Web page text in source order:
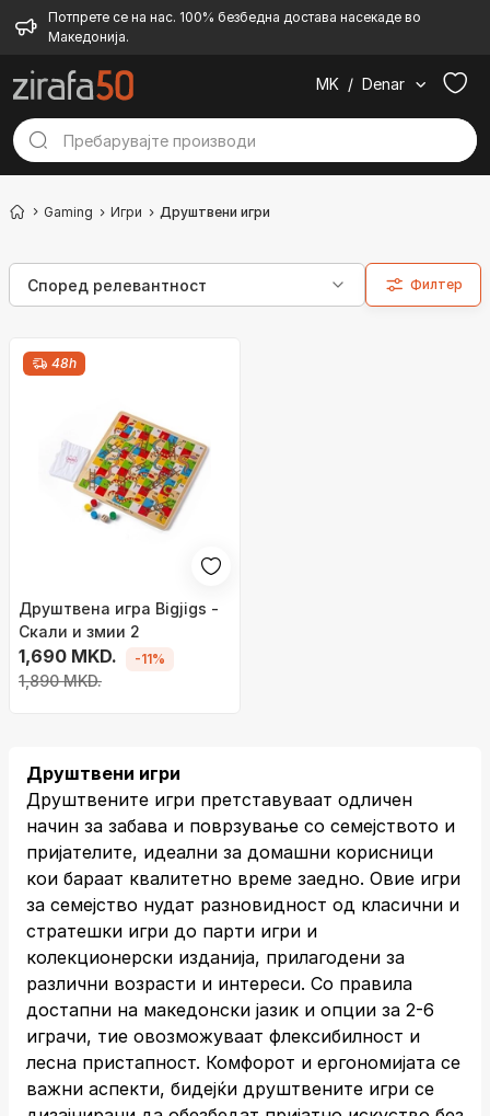
Потпрете се на нас. 100% безбедна достава насекаде во
Македонија.
MK / Denar
Gaming Игри Друштвени игри
Филтер
48h
Друштвена игра Bigjigs -
Скали и змии 2
1,690 MKD.
1,890 MKD.
-11%
Друштвени игри
Друштвените игри претставуваат одличен
начин за забава и поврзување со семејството и
пријателите, идеални за домашни корисници
кои бараат квалитетно време заедно. Овие игри
за семејство нудат разновидност од класични и
стратешки игри до парти игри и
колекционерски изданија, прилагодени за
различни возрасти и интереси. Со правила
достапни на македонски јазик и опции за 2-6
играчи, тие овозможуваат флексибилност и
лесна пристапност. Комфорот и ергономијата се
важни аспекти, бидејќи друштвените игри се